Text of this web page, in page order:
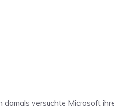
versuchte Microsoft